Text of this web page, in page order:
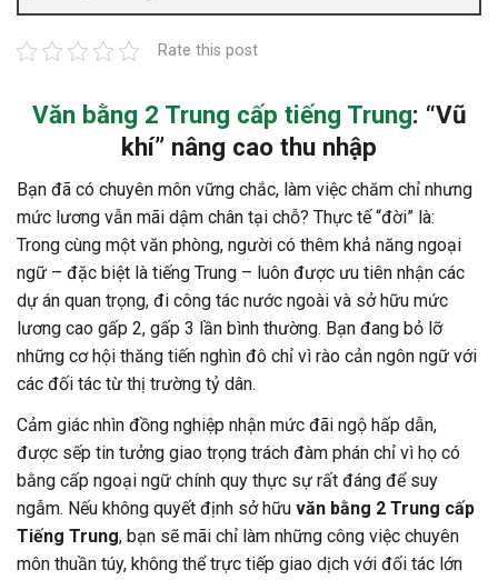
Rate this post
Văn bằng 2 Trung cấp tiếng Trung: “Vũ
khí” nâng cao thu nhập
Bạn đã có chuyên môn vững chắc, làm việc chăm chỉ nhưng
mức lương vẫn mãi dậm chân tại chỗ? Thực tế “đời” là:
Trong cùng một văn phòng, người có thêm khả năng ngoại
ngữ – đặc biệt là tiếng Trung – luôn được ưu tiên nhận các
dự án quan trọng, đi công tác nước ngoài và sở hữu mức
lương cao gấp 2, gấp 3 lần bình thường. Bạn đang bỏ lỡ
những cơ hội thăng tiến nghìn đô chỉ vì rào cản ngôn ngữ với
các đối tác từ thị trường tỷ dân.
Cảm giác nhìn đồng nghiệp nhận mức đãi ngộ hấp dẫn,
được sếp tin tưởng giao trọng trách đàm phán chỉ vì họ có
bằng cấp ngoại ngữ chính quy thực sự rất đáng để suy
ngẫm. Nếu không quyết định sở hữu văn bằng 2 Trung cấp
Tiếng Trung, bạn sẽ mãi chỉ làm những công việc chuyên
môn thuần túy, không thể trực tiếp giao dịch với đối tác lớn